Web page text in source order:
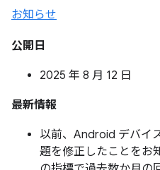
お知らせ
公開日
2025 年 8 月 12 日
最新情報
以前、Android デバイ
題を修正したことをお